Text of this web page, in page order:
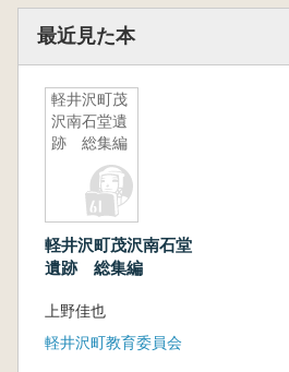
最近見た本
軽井沢町茂
沢南石堂遺
跡 総集編
軽井沢町茂沢南石堂
遺跡 総集編
上野佳也
軽井沢町教育委員会